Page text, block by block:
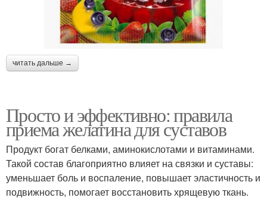
читать дальше →
Просто и эффективно: правила
приема желатина для суставов
Продукт богат белками, аминокислотами и витаминами.
Такой состав благоприятно влияет на связки и суставы:
уменьшает боль и воспаление, повышает эластичность и
подвижность, помогает восстановить хрящевую ткань.